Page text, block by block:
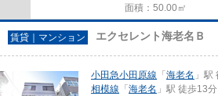
面積：50.00㎡
賃貸｜マンション エクセレント海老名Ｂ
小田急小田原線 「海老名 」駅
相模線 「海老名 」駅 徒歩13分